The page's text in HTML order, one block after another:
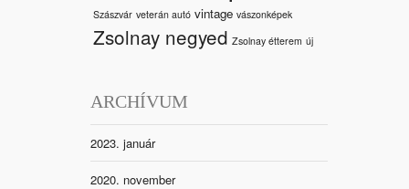
Szászvár veterán autó vintage vászonképek
Zsolnay negyed Zsolnay étterem új
ARCHÍVUM
2023. január
2020. november